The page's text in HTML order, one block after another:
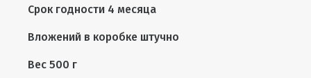
Срок годности 4 месяца
Вложений в коробке штучно
Вес 500 г